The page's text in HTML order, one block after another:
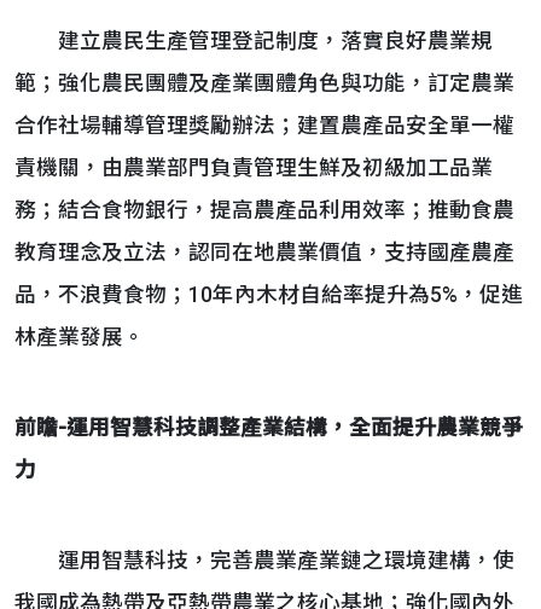
建立農民生產管理登記制度，落實良好農業規
範；強化農民團體及產業團體角色與功能，訂定農業
合作社場輔導管理獎勵辦法；建置農產品安全單一權
責機關，由農業部門負責管理生鮮及初級加工品業
務；結合食物銀行，提高農產品利用效率；推動食農
教育理念及立法，認同在地農業價值，支持國產農產
品，不浪費食物；10年內木材自給率提升為5%，促進
林產業發展。
前瞻-運用智慧科技調整產業結構，全面提升農業競爭
力
運用智慧科技，完善農業產業鏈之環境建構，使
我國成為熱帶及亞熱帶農業之核心基地；強化國內外